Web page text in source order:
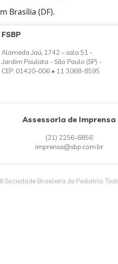
Brasília (DF).
FSBP
Alameda Jaú, 1742 – sala 51 -
Jardim Paulista - São Paulo (SP) -
CEP: 01420-006 • 11 3068-8595
Assessoria de Imprensa
(21) 2256-6856
imprensa@sbp.com.br
Brasileira de Pediatria.